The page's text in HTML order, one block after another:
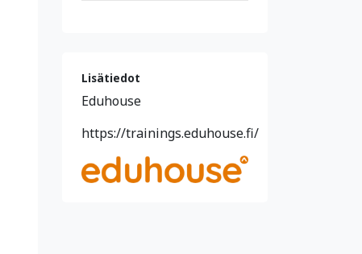
Lisätiedot
Eduhouse
https://trainings.eduhouse.fi/